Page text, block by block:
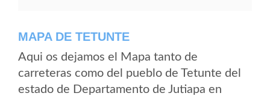
MAPA DE TETUNTE
Aqui os dejamos el Mapa tanto de
carreteras como del pueblo de Tetunte del
estado de Departamento de Jutiapa en